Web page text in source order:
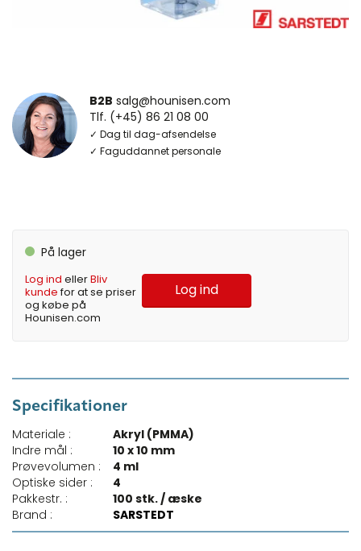
B2B salg@hounisen.com
Tlf. (+45) 86 21 08 00
✓ Dag til dag-afsendelse
✓ Faguddannet personale
På lager
Log ind ellerBliv
kundefor at se priser
og købe på
Hounisen.com
Log ind
Specifikationer
Materiale :
Akryl (PMMA)
Indre mål :
10 x 10 mm
Prøvevolumen :
4 ml
Optiske sider :
4
Pakkestr. :
100 stk. / æske
Brand :
SARSTEDT